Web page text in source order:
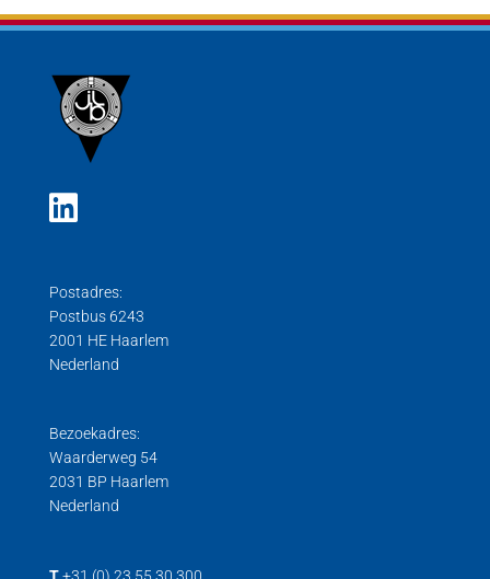
Postadres:
Postbus 6243
2001 HE Haarlem
Nederland
Bezoekadres:
Waarderweg 54
2031 BP Haarlem
Nederland
T +31 (0) 23 55 30 300